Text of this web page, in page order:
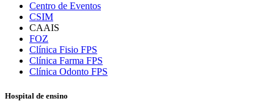
Centro de Eventos
CSIM
CAAIS
FOZ
Clínica Fisio FPS
Clínica Farma FPS
Clínica Odonto FPS
Hospital de ensino